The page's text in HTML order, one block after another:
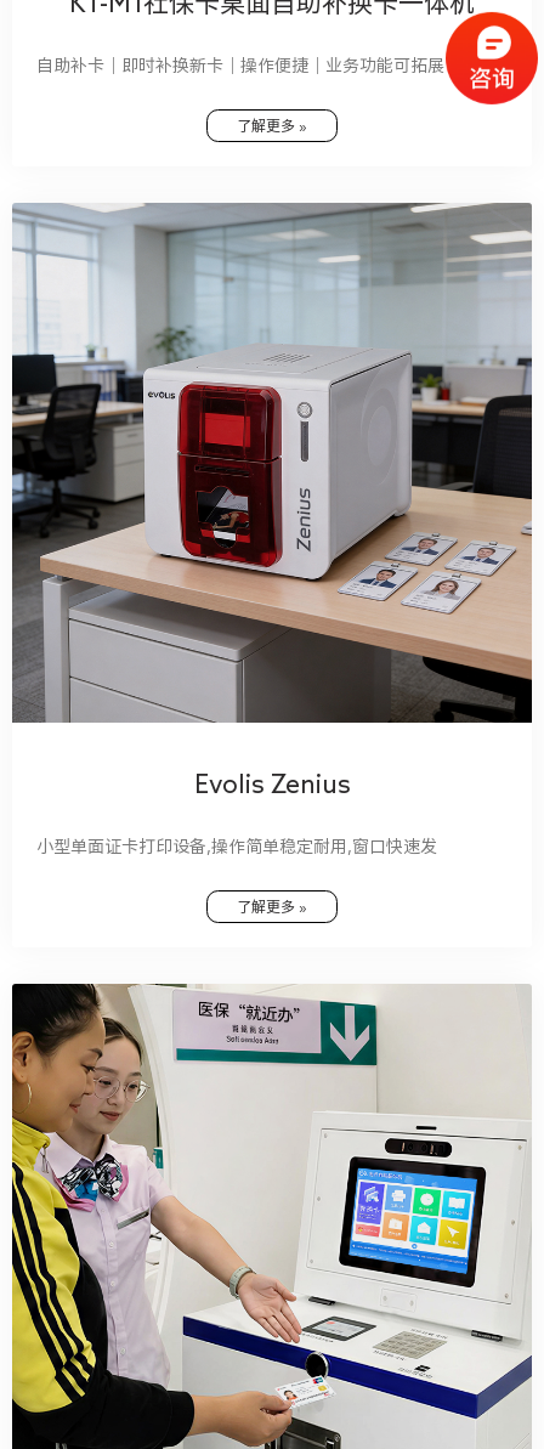
自助补卡｜即时补换新卡｜操作便捷｜业务功能可拓展
了解更多 »
Evolis Zenius
小型单面证卡打印设备,操作简单稳定耐用,窗口快速发
了解更多 »